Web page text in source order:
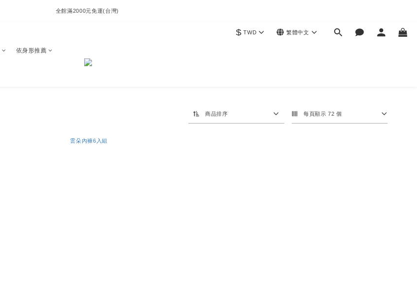
全館滿2000元免運(台灣)
$ TWD 繁體中文
依身形推薦
商品排序 每頁顯示 72 個